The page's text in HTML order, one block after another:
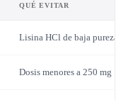
QUÉ EVITAR
Lisina HCl de baja pureza
Dosis menores a 250 mg